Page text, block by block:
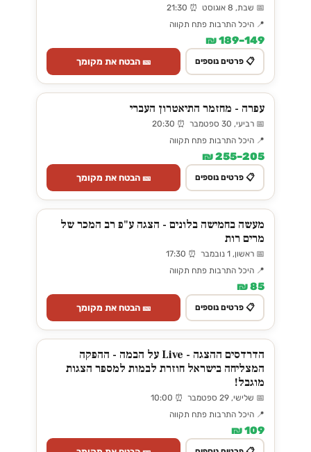
📅 שבת, 8 אוגוסט ⏰ 21:30
📍 היכל התרבות פתח תקווה
149–189 ₪
📋 פרטים נוספים 🎫 הבטח את מקומך
עפרה - מחזמר התיאטרון העברי
📅 רביעי, 30 ספטמבר ⏰ 20:30
📍 היכל התרבות פתח תקווה
205–255 ₪
📋 פרטים נוספים 🎫 הבטח את מקומך
מעשה בחמישה בלונים - הצגה ע"פ רב המכר של
מרים רות
📅 ראשון, 1 נובמבר ⏰ 17:30
📍 היכל התרבות פתח תקווה
85 ₪
📋 פרטים נוספים 🎫 הבטח את מקומך
הדרדסים ההצגה - Live על הבמה - ההפקה
המצליחה בישראל חוזרת לבמות למספר הצגות
מוגבל!
📅 שלישי, 29 ספטמבר ⏰ 10:00
📍 היכל התרבות פתח תקווה
109 ₪